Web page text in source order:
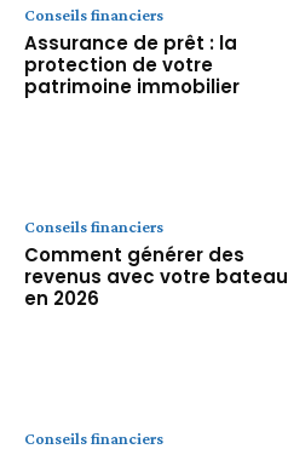
Conseils financiers
Assurance de prêt : la
protection de votre
patrimoine immobilier
Conseils financiers
Comment générer des
revenus avec votre bateau
en 2026
Conseils financiers